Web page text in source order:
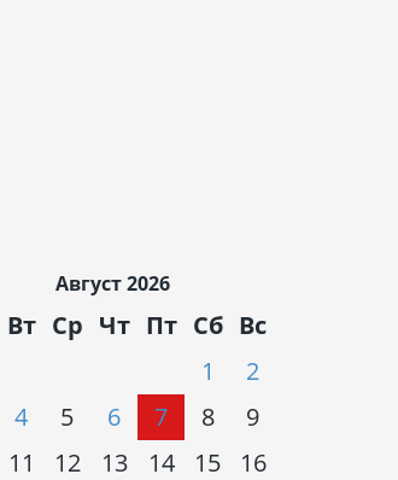
Август 2026
Вт Ср Чт Пт Сб Вс
1
2
4 5 6 7 8
9
11 12 13 14 15
16